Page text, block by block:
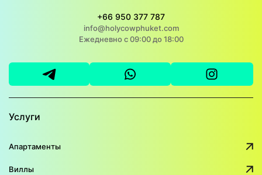
+66 950 377 787
info@holycowphuket.com
Ежедневно с 09:00 до 18:00
Услуги
Апартаменты
Виллы